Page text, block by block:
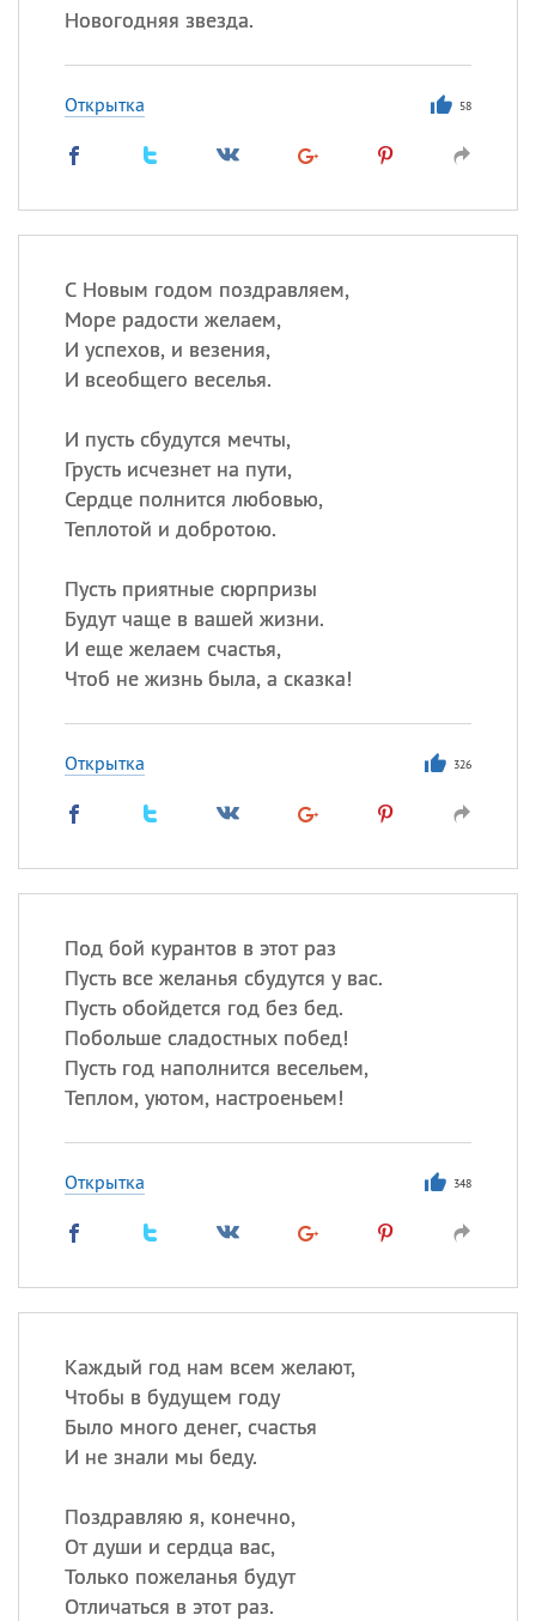
Новогодняя звезда.
Открытка 58
С Новым годом поздравляем,
Море радости желаем,
И успехов, и везения,
И всеобщего веселья.
И пусть сбудутся мечты,
Грусть исчезнет на пути,
Сердце полнится любовью,
Теплотой и добротою.
Пусть приятные сюрпризы
Будут чаще в вашей жизни.
И еще желаем счастья,
Чтоб не жизнь была, а сказка!
Открытка 326
Под бой курантов в этот раз
Пусть все желанья сбудутся у вас.
Пусть обойдется год без бед.
Побольше сладостных побед!
Пусть год наполнится весельем,
Теплом, уютом, настроеньем!
Открытка 348
Каждый год нам всем желают,
Чтобы в будущем году
Было много денег, счастья
И не знали мы беду.
Поздравляю я, конечно,
От души и сердца вас,
Только пожеланья будут
Отличаться в этот раз.